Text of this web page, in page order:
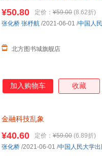
¥50.80 定价： ¥59.00 (8.62折)
北方图书城旗舰店
张化桥 张杼航 /2021-06-01 /中国人
加入购物车 收藏
金融科技乱象
¥40.60 定价： ¥59.00 (6.89折)
张化桥 /2021-06-01 /中国人民大学